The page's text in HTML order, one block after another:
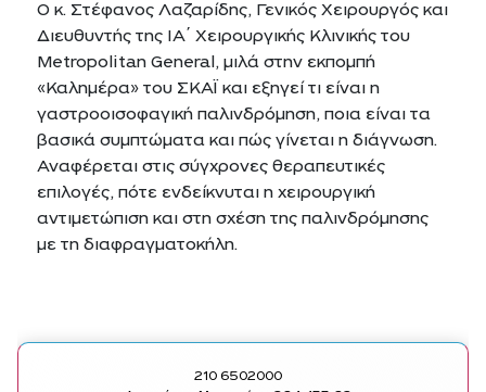
Ο κ. Στέφανος Λαζαρίδης, Γενικός Χειρουργός και
Διευθυντής της ΙΑ΄ Χειρουργικής Κλινικής του
Metropolitan General, μιλά στην εκπομπή
«Καλημέρα» του ΣΚΑΪ και εξηγεί τι είναι η
γαστροοισοφαγική παλινδρόμηση, ποια είναι τα
βασικά συμπτώματα και πώς γίνεται η διάγνωση.
Αναφέρεται στις σύγχρονες θεραπευτικές
επιλογές, πότε ενδείκνυται η χειρουργική
αντιμετώπιση και στη σχέση της παλινδρόμησης
με τη διαφραγματοκήλη.
210 6502000